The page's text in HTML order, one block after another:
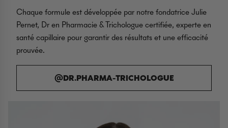
Chaque formule est développée par notre fondatrice Julie
Pernet, Dr en Pharmacie & Trichologue certifiée, experte en
santé capillaire pour garantir des résultats et une efficacité
prouvée.
@DR.PHARMA-TRICHOLOGUE